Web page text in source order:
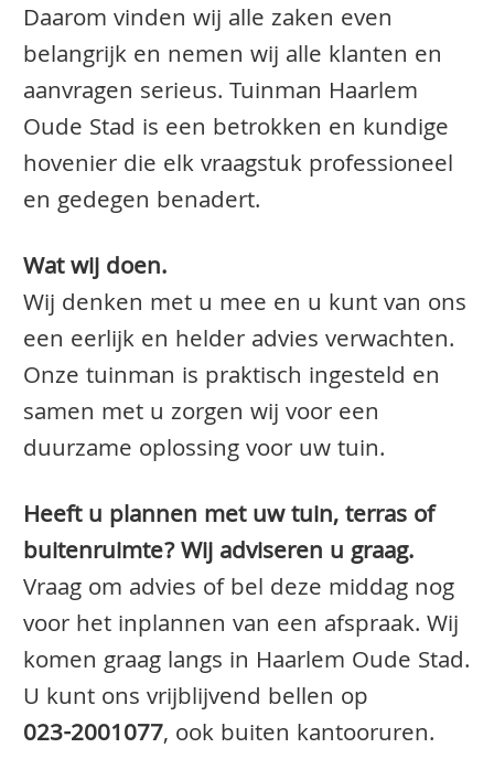
Daarom vinden wij alle zaken even
belangrijk en nemen wij alle klanten en
aanvragen serieus. Tuinman Haarlem
Oude Stad is een betrokken en kundige
hovenier die elk vraagstuk professioneel
en gedegen benadert.
Wat wij doen.
Wij denken met u mee en u kunt van ons
een eerlijk en helder advies verwachten.
Onze tuinman is praktisch ingesteld en
samen met u zorgen wij voor een
duurzame oplossing voor uw tuin.
Heeft u plannen met uw tuin, terras of
buitenruimte? Wij adviseren u graag.
Vraag om advies of bel deze middag nog
voor het inplannen van een afspraak. Wij
komen graag langs in Haarlem Oude Stad.
U kunt ons vrijblijvend bellen op
023-2001077, ook buiten kantooruren.